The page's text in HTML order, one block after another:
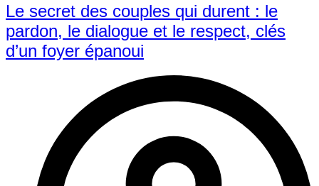
Le secret des couples qui durent : le
pardon, le dialogue et le respect, clés
d’un foyer épanoui